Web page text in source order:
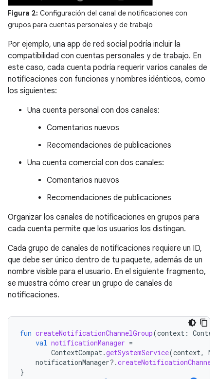
Figura 2: Configuración del canal de notificaciones con
grupos para cuentas personales y de trabajo
Por ejemplo, una app de red social podría incluir la
compatibilidad con cuentas personales y de trabajo. En
este caso, cada cuenta podría requerir varios canales de
notificaciones con funciones y nombres idénticos, como
los siguientes:
Una cuenta personal con dos canales:
Comentarios nuevos
Recomendaciones de publicaciones
Una cuenta comercial con dos canales:
Comentarios nuevos
Recomendaciones de publicaciones
Organizar los canales de notificaciones en grupos para
cada cuenta permite que los usuarios los distingan.
Cada grupo de canales de notificaciones requiere un ID,
que debe ser único dentro de tu paquete, además de un
nombre visible para el usuario. En el siguiente fragmento,
se muestra cómo crear un grupo de canales de
notificaciones.
fun createNotificationChannelGroup(context :
val notificationManager =
ContextCompat.getSystemService(context,
notificationManager?.
}